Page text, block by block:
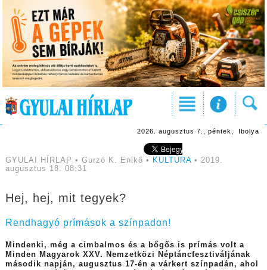
2026. augusztus 7., péntek, Ibolya
GYULAI HÍRLAP • Gurzó K. Enikő • KULTÚRA• 2019.
augusztus 18. 08:31
Hej, hej, mit tegyek?
Rendhagyó prímások a színpadon!
Mindenki, még a cimbalmos és a bőgős is prímás volt a
Minden Magyarok XXV. Nemzetközi Néptáncfesztiváljának
második napján, augusztus 17-én a várkert színpadán, ahol